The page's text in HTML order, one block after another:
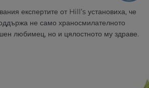
експертите от Hill’s установиха, че
не само храносмилателното
любимец, но и цялостното му здраве.